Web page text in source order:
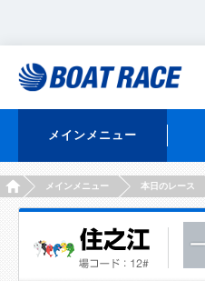
メインメニュー
HOMEメインメニュー 本日のレース